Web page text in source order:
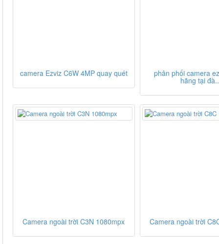
camera Ezviz C6W 4MP quay quét phân phối camera
hãng tại
Camera ngoài trời C3N 1080mpx Camera ngoài trời